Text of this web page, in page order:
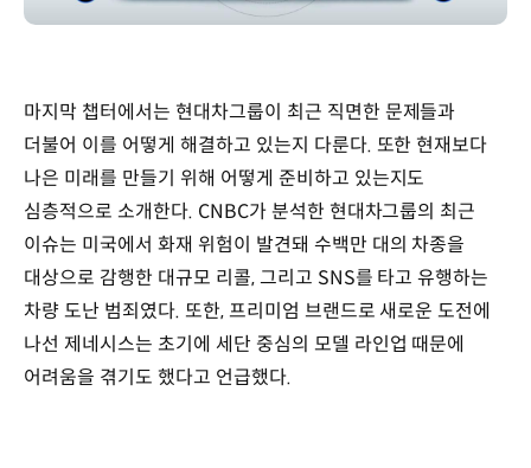
마지막 챕터에서는 현대차그룹이 최근 직면한 문제들과
더불어 이를 어떻게 해결하고 있는지 다룬다. 또한 현재보다
나은 미래를 만들기 위해 어떻게 준비하고 있는지도
심층적으로 소개한다. CNBC가 분석한 현대차그룹의 최근
이슈는 미국에서 화재 위험이 발견돼 수백만 대의 차종을
대상으로 감행한 대규모 리콜, 그리고 SNS를 타고 유행하는
차량 도난 범죄였다. 또한, 프리미엄 브랜드로 새로운 도전에
나선 제네시스는 초기에 세단 중심의 모델 라인업 때문에
어려움을 겪기도 했다고 언급했다.